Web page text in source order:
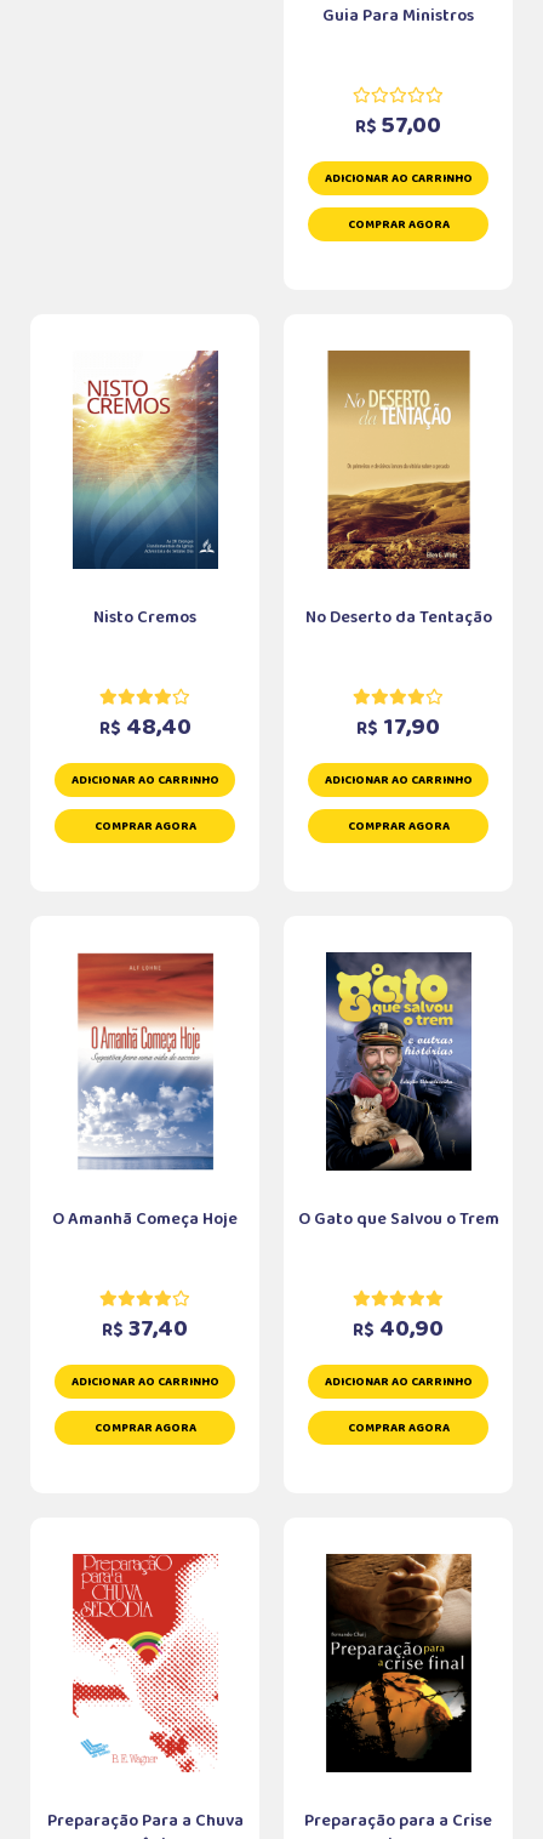
Guia Para Ministros
R$ 57,00
ADICIONAR AO CARRINHO
COMPRAR AGORA
Nisto Cremos
R$ 48,40
ADICIONAR AO CARRINHO
COMPRAR AGORA
No Deserto da Tentação
R$ 17,90
ADICIONAR AO CARRINHO
COMPRAR AGORA
O Amanhã Começa Hoje
R$ 37,40
ADICIONAR AO CARRINHO
COMPRAR AGORA
O Gato que Salvou o Trem
R$ 40,90
ADICIONAR AO CARRINHO
COMPRAR AGORA
Preparação Para a Chuva
Preparação para a Crise